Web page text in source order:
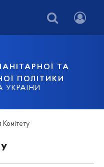
ТА
ПОЛІТИКИ
УКРАЇНИ
Комітету